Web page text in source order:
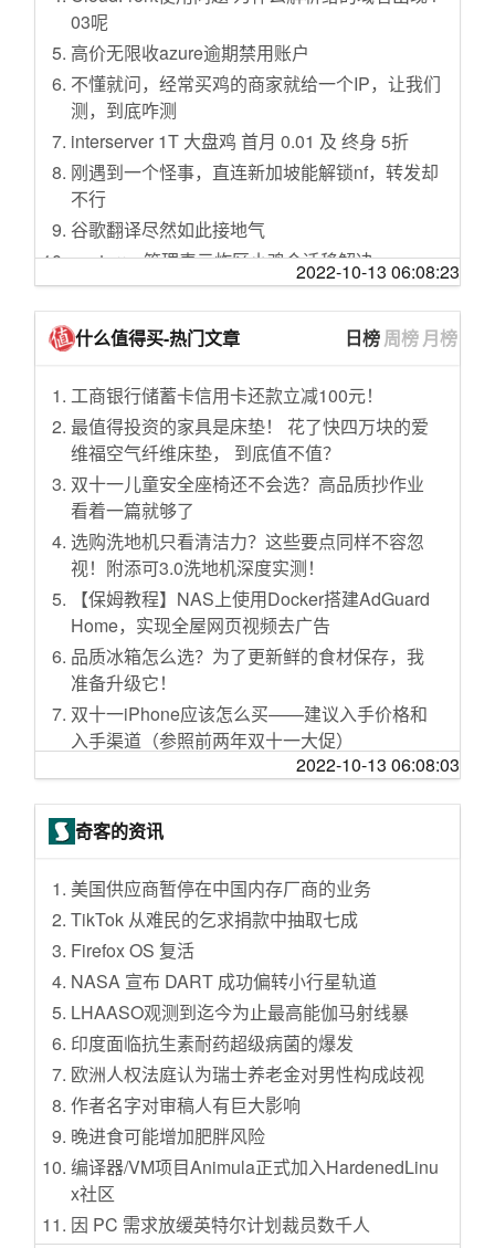
就彻底变了
【大仙全家桶】裴擒虎皮肤免费送！五周年限
定联动李小龙重磅来袭！
主播炸了超神篇371：Rookie发条R闪空中拦
截，UZI卢锡安在第五层
【典藏|混剪】湖人冠军征途
中国海洋大学回应化粪池炸了：学校已介入处
理，大家戴好口罩
教名媛识别豪车
温铁军：B站小朋友们，这是我带给大家的一点
小心意
jackeylove看Ning王抽签 Ning人 真有你的
（第二季36期）
这是一个逆天级的游戏彩蛋！佛祖看了想落
泪！
精致的上海“名媛”：拼单买二手丝袜，却看不起
奔驰宝马
【梦想改造家7】看点2-3：改造前～父母被脏
乱差惊呆
蟑螂：？？？？
一 周 女 友
【原神】阴间成就攻略，后期无法完成！3分钟
8个隐藏成就合集攻略指南 【持续更新】
“我说一个数，你抓紧上车！”
【装逼】一口气看完60句装逼台词（船新高清
重制版）
【阿斗】穷小子为过好日子，狠心做了太监，
刚做完手术，发现大清亡了《中国最后一个太
济社会运行秩序
姚明与中国女篮向中国驻南联盟被炸使馆旧址
献花圈
日本现家族聚集性疫情:一家四口确诊 感染路径
不明
曾进邮轮的日本官员没检测就去上班:怕影响工
作
哈市倡议市民二月二不出门理发：别让坚守功
亏一篑
72名武汉抵乌克兰乘客被隔离 当地居民暴力抗
议
WHO:对山东的病例数增加感到担忧 正寻求更多
逃离钻石公主号:乘客回国后被确诊 船员称＂都
完了＂
云南无新增确诊病例 累计确诊174例死亡2例
我国多地检出 BF.7 变异株，传播更快、已发现
「过路传播」，如何加强应对？病毒变异将向
什么趋势发展？
为什么施法前需要咏唱？
如何看待「最顺手机号」15666666666 ，1366
万元起拍无人出价，下月将再次拍卖？
TI11 突围赛 VG 1:2 不敌 Liquid 无缘正赛，如
何评价这场比赛？
有什么道理是做生意后才知道的？
表达相思的诗词有哪些？
五年的友谊能到最后吗？
家里穷，真的只能靠上学来找出路了吗？可是
法律如此复杂，可是为什么有人认为可以自己
打官司不用律师呢？
课本上的哪些英语语法已经过时了？
我有必要去维持一段我融不进去的友谊吗？
怎么才能开始行动的第一步?
如何看待多方报道姆巴佩希望在2023年一月份
离开巴黎圣日耳曼？
《原神》77为什么作为五星辅助强度这么低？
是不是只有成绩变好才会有人主动找你?
作？
如何加速甲醛的挥发
现在最适合轻便出差办公的笔记本应该选哪
款？ M1 or M2？
为什么要在天猫的 Apple Store 官方旗舰店购买
产品？
各位大佬的⌚️aw 贴膜没？用的啥膜？
Jetbrains fleet pubilc preview 了，可立刻下载
体验！
甲状腺结节，突然被体检报告打击到
28 岁转行前端
[解惑] 现在买 m2 air 做开发机适合吗
对于文件服务器上的各类冗余资源，各位一般
怎么处理
手持 14pro iOS16.1beta5 打字依旧卡顿
iQiyi 太奇葩了
扎心了，一个假期回来，收到了三份喜糖，这
让单身狗怎么活
有懂朋友圈广告的吗？
列表展示去重是什么世界级难题吗
偶然发现， MacBook Pro 14 设置为“更多空间
（等效 1800x1169）”挺好使的
大家对量化基金 私募基金怎么看？
PPTP 异地组网问题
Airplay 音箱求推荐
出海业务接入国内支付宝场景的求助
内向的人如何处理职场关系，很迷茫
03呢
高价无限收azure逾期禁用账户
不懂就问，经常买鸡的商家就给一个IP，让我们
测，到底咋测
interserver 1T 大盘鸡 首月 0.01 及 终身 5折
刚遇到一个怪事，直连新加坡能解锁nf，转发却
不行
谷歌翻译尽然如此接地气
nextarray管理表示炸区小鸡会迁移解决
微软Surface Pro 9发布，值得买不
不确认下不放心，到底那个才是hostloc啊。
懂vue的帮忙看下。
喜大普奔，我的登录自己的MSDN E3 开了一个
多重身份验证结.
30出一个nextarray小鸡。（已出）
已出
收台咸鱼云sanjose
清华和复旦的硕士招生目录页面真是一目了然
这NextArray炸了啊
今年的88VIP有点意思了
终于找到想要的效果了！！！微信的这个特效
谁有？球一个
有没有必要从cf换到gcore
绿云大水牛的IPv6网关是多少？
关于被墙，做个跳转页面能降低吗？
【已出】vir jp 12.17 刀 2TB 流量 | 150 元
30收个rn 5.88
咸鱼云和花圈的香港都是啥线路，好牛逼啊
2022-10-13 06:08:23
什么值得买-热门文章 日榜周榜月榜
工商银行储蓄卡信用卡还款立减100元！
最值得投资的家具是床垫！ 花了快四万块的爱
维福空气纤维床垫， 到底值不值？
双十一儿童安全座椅还不会选？高品质抄作业
看着一篇就够了
选购洗地机只看清洁力？这些要点同样不容忽
视！附添可3.0洗地机深度实测！
【保姆教程】NAS上使用Docker搭建AdGuard
Home，实现全屋网页视频去广告
品质冰箱怎么选？为了更新鲜的食材保存，我
准备升级它！
双十一iPhone应该怎么买——建议入手价格和
入手渠道（参照前两年双十一大促）
银行发钱了，快来领取呀！农行、建行10月主
要活动梳理，教你轻松省钱！
这钱花得值——价格是狗屁王的1/10，性能可不
酱香白酒跌幅达50%！“双11”白酒建议价格分享
用了一个月，这就是iOS 16最好用的功能
涨知识｜关于口罩的那些事了解一下！N95、K
N95....口罩型号与标准选购
魏牌摩卡dht-phev捡漏记—超强产品力的冷门好
车
高配MiniLED电视，还要蓝光播放器吗？海信电
视E8H为例，高阶影音客厅搭建分享
解锁那些立减金第二弹
心爱之物，摩托车！ 篇三：虽不能至，心向往
之！——穷屌丝的摩托车梦缘！（三）
怎么才能让所有家庭知道这些玩意？真的实用
又好看（高级）！
2022-10-13 06:08:03
奇客的资讯
美国供应商暂停在中国内存厂商的业务
TikTok 从难民的乞求捐款中抽取七成
Firefox OS 复活
NASA 宣布 DART 成功偏转小行星轨道
LHAASO观测到迄今为止最高能伽马射线暴
印度面临抗生素耐药超级病菌的爆发
欧洲人权法庭认为瑞士养老金对男性构成歧视
作者名字对审稿人有巨大影响
晚进食可能增加肥胖风险
编译器/VM项目Animula正式加入HardenedLinu
x社区
因 PC 需求放缓英特尔计划裁员数千人